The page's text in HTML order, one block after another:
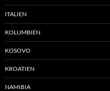
ITALIEN
KOLUMBIEN
KOSOVO
KROATIEN
NAMIBIA